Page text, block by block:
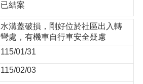
已結案
水溝蓋破損，剛好位於社區出入轉
彎處，有機車自行車安全疑慮
115/01/31
115/02/03